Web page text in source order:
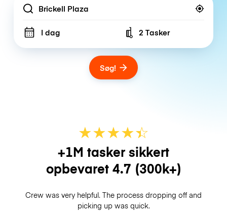
Location
I dag Number of bags
2 Tasker
Søg!
★★★★☆
★
+1M tasker sikkert
opbevaret 4.7 (300k+)
Crew was very helpful. The process dropping off and
picking up was quick.